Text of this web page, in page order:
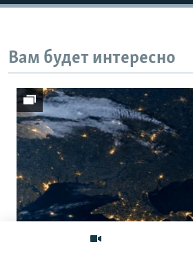
Вам будет интересно